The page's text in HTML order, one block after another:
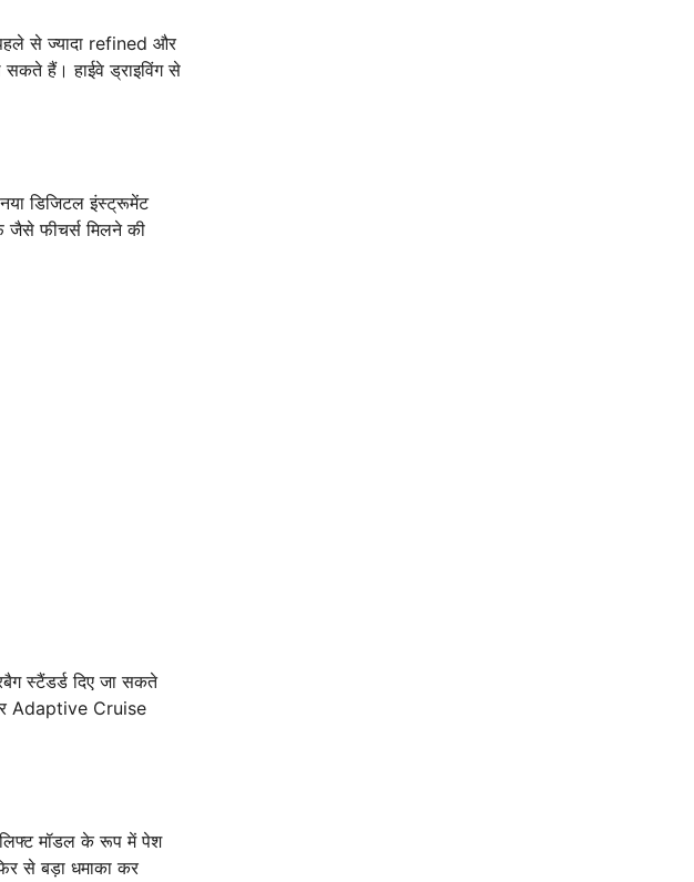
से ज्यादा refined और
हैं। हाईवे ड्राइविंग से
डिजिटल इंस्ट्रूमेंट
फीचर्स मिलने की
स्टैंडर्ड दिए जा सकते
Adaptive Cruise
मॉडल के रूप में पेश
से बड़ा धमाका कर